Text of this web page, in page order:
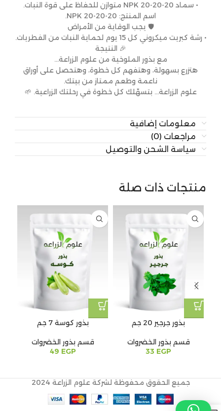
• سماد NPK 20-20-20 متوازن للحفاظ على قوة النبات.
اسم المنتج: NPK 20-20-20.
🛡 يجب الوقاية من الأمراض
• رشة كبريت ميكروني كل 15 يوم لحماية النبات من الفطريات.
🎉 النتيجة
مع بذور الملوخية من علوم الزراعة…
هتزرع بسهولة، وهتفهم كل خطوة، وهتحصل على أوراق
ناعمة وطعم ممتاز من بيتك.
علوم الزراعة… بتسهّلك كل خطوة في رحلتك الزراعية. 🌱
معلومات إضافية
مراجعات (0)
سياسة الشحن والتوصيل
منتجات ذات صلة
بذور جرجير 20 جم
قسم بذور الخضروات
33 EGP
بذور كوسة 7 جم
قسم بذور الخضروات
49 EGP
جميع الحقوق محفوظة لشركة علوم الزراعة 2024